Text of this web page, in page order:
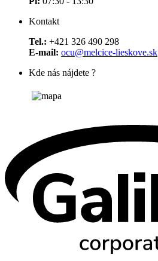
Kontakt
Tel.: +421 326 490 298
E-mail: ocu@melcice-lieskove.sk
Kde nás nájdete ?